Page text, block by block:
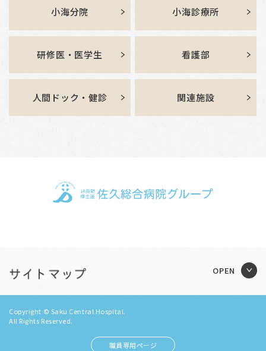
小海分院 小海診療所
研修医・医学生 看護部
人間ドック・健診 関連施設
Copyright © Saku Central Hospital.
All Rights Reserved.
職員専用ページ